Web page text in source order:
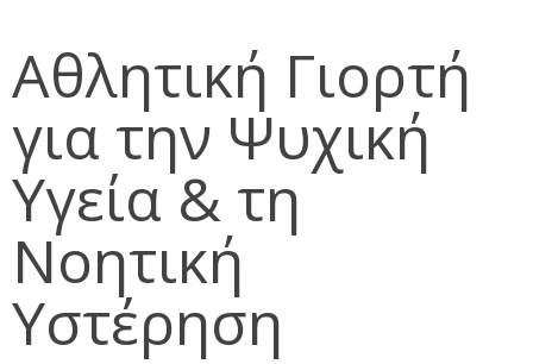
Αθλητική Γιορτή
για την Ψυχική
Υγεία & τη
Νοητική
Υστέρηση